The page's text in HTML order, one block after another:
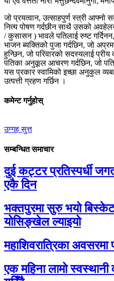
जो प्रयत्वान, उत्साहपुर्ण स्त्री आफ्नो
नित्य पोषण गर्दछीन साथै उसको
/ कुसासन ) भावले पतिलाई रुष्ट
भाजन ब्यक्तिको पुजा गर्दछिन, जो
हुन्छिन, जो परिवारको सदस्यलाई
पतिका अनुकूल आचरण गर्दछिन, जो
यस प्रकार स्वामिको इच्छा अनुकुल
उत्पत्ती ग्रहण गर्छिन ।
कमेन्ट गर्नुहोस्
उग्गह सुत्त
सम्बन्धित समाचार
दुई कट्टर प्रतिस्पर्धी
एकै दिन
भक्तपुरमा सुरु भयो
योसिङ्खेल ल्याइयो
महाशिवरात्रिका अवसरमा
एक महिना लामो